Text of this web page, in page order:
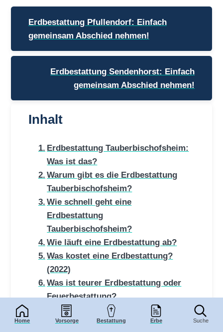
Home Vorsorge Bestattung Erbe Suche
Beitragsnavigation
Erdbestattung Pfullendorf: Einfach
gemeinsam Abschied nehmen!
Erdbestattung Sendenhorst: Einfach
gemeinsam Abschied nehmen!
Inhalt
Erdbestattung Tauberbischofsheim:
Was ist das?
Warum gibt es die Erdbestattung
Tauberbischofsheim?
Wie schnell geht eine
Erdbestattung
Tauberbischofsheim?
Wie läuft eine Erdbestattung ab?
Was kostet eine Erdbestattung?
(2022)
Was ist teurer Erdbestattung oder
Feuerbestattung?
Wann muss eine Erdbestattung
erfolgen?